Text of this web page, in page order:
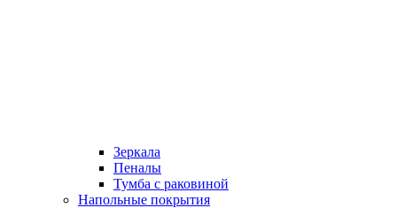
Зеркала
Пеналы
Тумба с раковиной
Напольные покрытия